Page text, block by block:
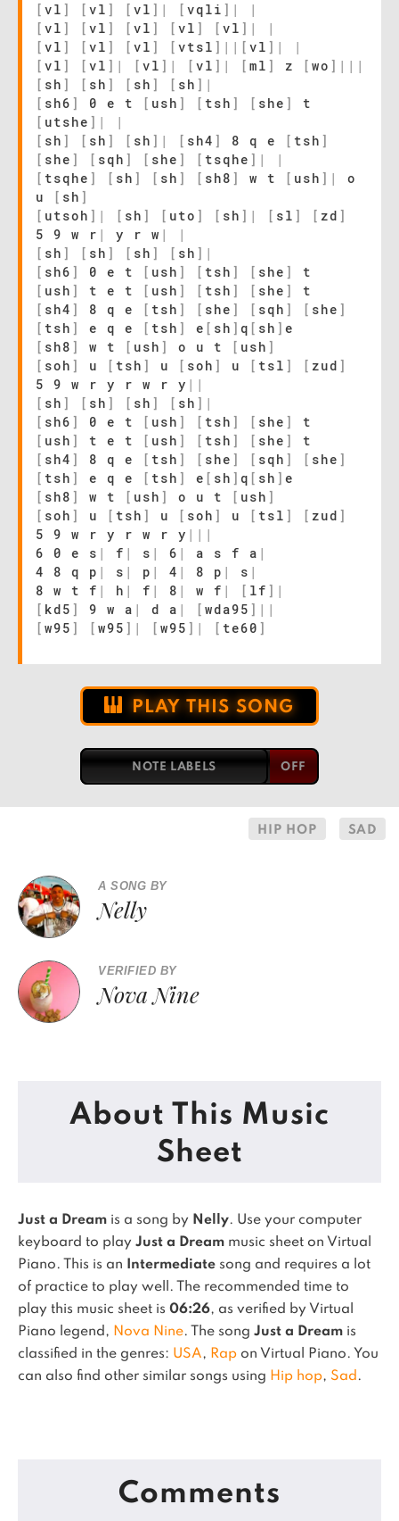
[ vl ] [ vl ] [ vl ] | [ vqli ] |
|
[ vl ] [ vl ] [ vl ] [ vl ] [ vl ] |
|
[ vl ] [ vl ] [ vl ] [ vtsl ] | | [ vl ] |
|
[ vl ] [ vl ] | [ vl ] | [ vl ] | [ ml ] z [ wo ] | | |
[ sh ] [ sh ] [ sh ] [ sh ] |
[ sh6 ] 0 e t [ ush ] [ tsh ] [ she ]
t
[ utshe ] |
|
[ sh ] [ sh ] [ sh ] | [ sh4 ] 8 q e [ tsh ]
[ she ] [ sqh ] [ she ] [ tsqhe ] |
|
[ tsqhe ] [ sh ] [ sh ] [ sh8 ] w t [ ush ] |
o
u
[ sh ]
[ utsoh ] | [ sh ] [ uto ] [ sh ] | [ sl ] [ zd ]
5 9 w r | y r w |
|
[ sh ] [ sh ] [ sh ] [ sh ] |
[ sh6 ] 0 e t [ ush ] [ tsh ] [ she ]
t
[ ush ] t e t [ ush ] [ tsh ] [ she ]
t
[ sh4 ] 8 q e [ tsh ] [ she ] [ sqh ] [ she ]
[ tsh ] e q e [ tsh ] e [ sh ] q [ sh ] e
[ sh8 ] w t [ ush ] o u t [ ush ]
[ soh ] u [ tsh ] u [ soh ] u [ tsl ] [ zud ]
5 9 w r y r w r y | |
[ sh ] [ sh ] [ sh ] [ sh ] |
[ sh6 ] 0 e t [ ush ] [ tsh ] [ she ]
t
[ ush ] t e t [ ush ] [ tsh ] [ she ]
t
[ sh4 ] 8 q e [ tsh ] [ she ] [ sqh ] [ she ]
[ tsh ] e q e [ tsh ] e [ sh ] q [ sh ] e
[ sh8 ] w t [ ush ] o u t [ ush ]
[ soh ] u [ tsh ] u [ soh ] u [ tsl ] [ zud ]
5 9 w r y r w r y | | |
6 0 e s | f | s | 6 | a s f a |
4 8 q p | s | p | 4 | 8 p | s |
8 w t f | h | f | 8 | w f | [ lf ] |
[ kd5 ] 9 w a | d a | [ wda95 ] | |
[ w95 ] [ w95 ] | [ w95 ] | [ te60 ]
PLAY THIS SONG
NOTE LABELS
HIP HOP SAD
A SONG BY
Nelly
VERIFIED BY
Nova Nine
About This Music
Sheet
Just a Dream is a song by Nelly. Use your computer
keyboard to play Just a Dream music sheet on Virtual
Piano.
This is an Intermediate song and requires a lot
of practice to play well.
The recommended time to
play this music sheet is 06:26, as verified by Virtual
Piano legend, Nova Nine. The song Just a Dream is
classified in the genres: USA, Rap on Virtual Piano. You
can also find other similar songs using Hip hop, Sad .
Comments